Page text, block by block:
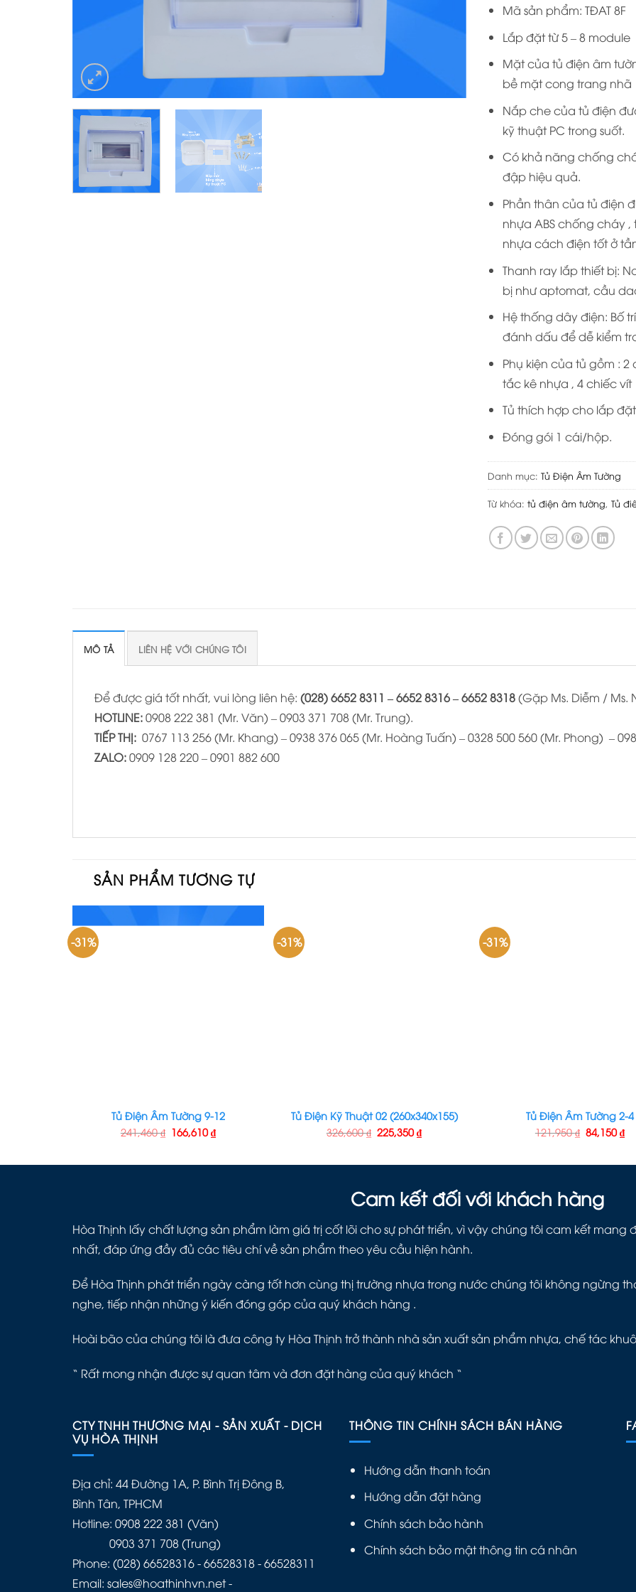
Mã sản phẩm: TĐAT 8F
Lắp đặt từ 5 – 8 module
Mặt của tủ điện âm
bề mặt cong trang nhã
Nắp che của tủ điện
kỹ thuật PC trong suốt.
Có khả năng chống
đập hiệu quả.
Phần thân của tủ điện
nhựa ABS chống cháy
nhựa cách điện tốt ở
Thanh ray lắp thiết bị:
bị như aptomat, cầu
Hệ thống dây điện: Bố
đánh dấu để dễ kiểm
Phụ kiện của tủ gồm :
tắc kê nhựa , 4 chiếc vít
Tủ thích hợp cho lắp
Đóng gói 1 cái/hộp.
Danh mục: Tủ Điện Âm Tường
Từ khóa: tủ điện âm tường, Tủ
MÔ TẢ LIÊN HỆ VỚI CHÚNG TÔI
Để được giá tốt nhất, vui lòng liên hệ: (028) 6652 8311 – 6652 8316 – 6652 8318(Gặp Ms. Diễm / Ms.
HOTLINE:0908 222 381 (Mr. Văn) – 0903 371 708 (Mr. Trung).
TIẾP THỊ: 0767 113 256 (Mr. Khang) – 0938 376 065 (Mr. Hoàng Tuấn) – 0328 500 560 (Mr. Phong) –
ZALO:0909 128 220 – 0901 882 600
SẢN PHẨM TƯƠNG TỰ
-31%
Tủ Điện Âm Tường 9-12
241,460₫ 166,610₫
-31%
Tủ Điện Kỹ Thuật 02 (260x340x155)
326,600₫ 225,350₫
-31%
Tủ Điện Âm Tường 2-4
121,950₫ 84,150₫
Cam kết đối với khách hàng
Hòa Thịnh lấy chất lượng sản phẩm làm giá trị cốt lõi cho sự phát triển, vì vậy chúng tôi cam kết
nhất, đáp ứng đầy đủ các tiêu chí về sản phẩm theo yêu cầu hiện hành.
Để Hòa Thịnh phát triển ngày càng tốt hơn cùng thị trường nhựa trong nước chúng tôi không ngừng
nghe, tiếp nhận những ý kiến đóng góp của quý khách hàng .
Hoài bão của chúng tôi là đưa công ty Hòa Thịnh trở thành nhà sản xuất sản phẩm nhựa, chế tác
“ Rất mong nhận được sự quan tâm và đơn đặt hàng của quý khách “
CTY TNHH THƯƠNG MẠI - SẢN XUẤT - DỊCH
VỤ HÒA THỊNH
Địa chỉ: 44 Đường 1A, P. Bình Trị Đông B,
Bình Tân, TPHCM
Hotline: 0908 222 381 (Văn)
0903 371 708 (Trung)
Phone: (028) 66528316 - 66528318 - 66528311
Email: sales@hoathinhvn.net -
THÔNG TIN CHÍNH SÁCH BÁN HÀNG
Hướng dẫn thanh toán
Hướng dẫn đặt hàng
Chính sách bảo hành
Chính sách bảo mật thông tin cá nhân